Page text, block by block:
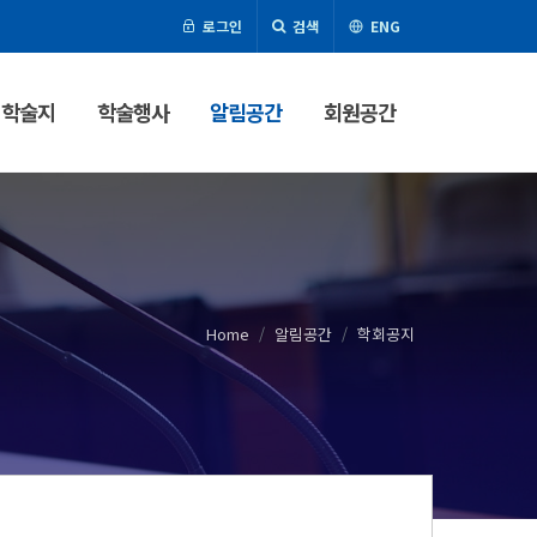
로그인 검색 ENG
학술지 학술행사 알림공간 회원공간
Home 알림공간 학회공지